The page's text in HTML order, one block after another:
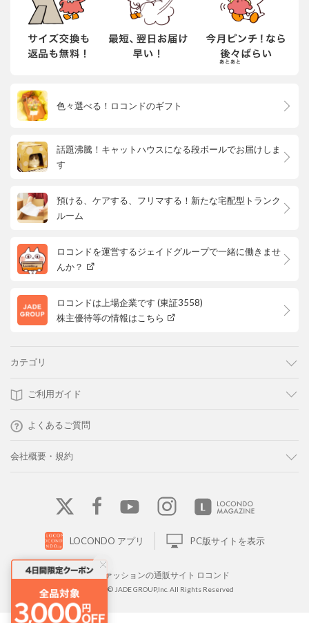
色々選べる！ロコンドのギフト
話題沸騰！キャットハウスになる段ボールでお届けしま
す
預ける、ケアする、フリマする！新たな宅配型トランク
ルーム
ロコンドを運営するジェイドグループで一緒に働きませ
んか？
ロコンドは上場企業です (東証3558)
株主優待等の情報はこちら
カテゴリ
ご利用ガイド
よくあるご質問
会社概要・規約
LOCONDO アプリ PC版サイトを表示
靴とファッションの通販サイト ロコンド
Copyright © JADE GROUP,Inc. All Rights Reserved